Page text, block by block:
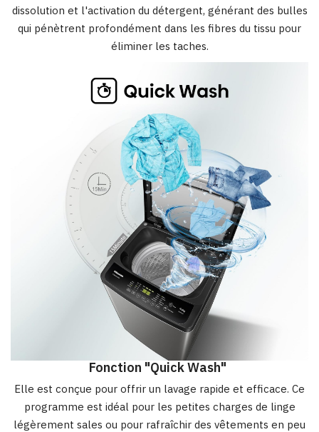
dissolution et l'activation du détergent, générant des bulles
qui pénètrent profondément dans les fibres du tissu pour
éliminer les taches.
Fonction "Quick Wash"
Elle est conçue pour offrir un lavage rapide et efficace. Ce
programme est idéal pour les petites charges de linge
légèrement sales ou pour rafraîchir des vêtements en peu